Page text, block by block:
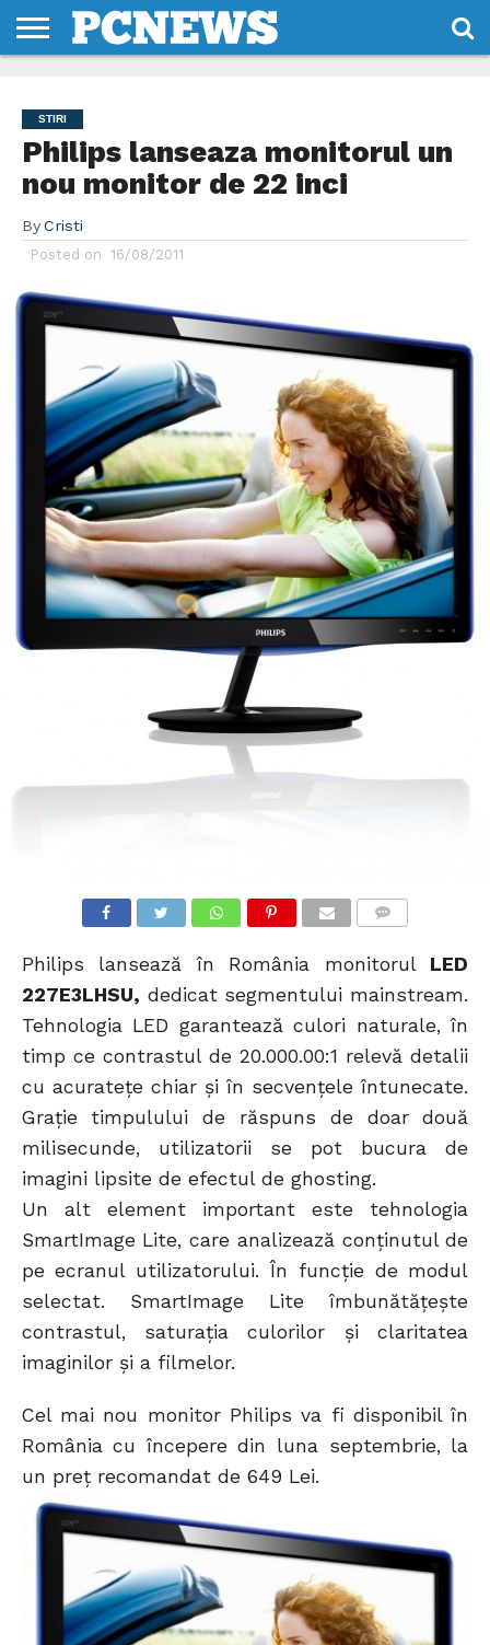
NOI
SI
CONDITII
STIRI
Philips lanseaza monitorul un
nou monitor de 22 inci
By Cristi
Posted on 16/08/2011
Philips lansează în România monitorul LED
227E3LHSU, dedicat segmentului mainstream.
Tehnologia LED garantează culori naturale, în
timp ce contrastul de 20.000.00:1 relevă detalii
cu acuratețe chiar și în secvențele întunecate.
Grație timpulului de răspuns de doar două
milisecunde, utilizatorii se pot bucura de
imagini lipsite de efectul de ghosting.
Un alt element important este tehnologia
SmartImage Lite, care analizează conținutul de
pe ecranul utilizatorului. În funcție de modul
selectat. SmartImage Lite îmbunătățește
contrastul, saturația culorilor și claritatea
imaginilor și a filmelor.
Cel mai nou monitor Philips va fi disponibil în
România cu începere din luna septembrie, la
un preț recomandat de 649 Lei.